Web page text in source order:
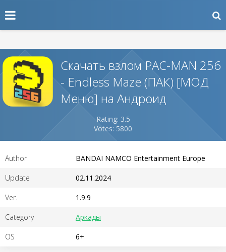
Скачать взлом PAC-MAN 256
- Endless Maze (ПАК) [МОД
Меню] на Андроид
Rating: 3.5
Votes: 5800
Author BANDAI NAMCO Entertainment Europe
Update 02.11.2024
Ver. 1.9.9
Category Аркады
OS 6+